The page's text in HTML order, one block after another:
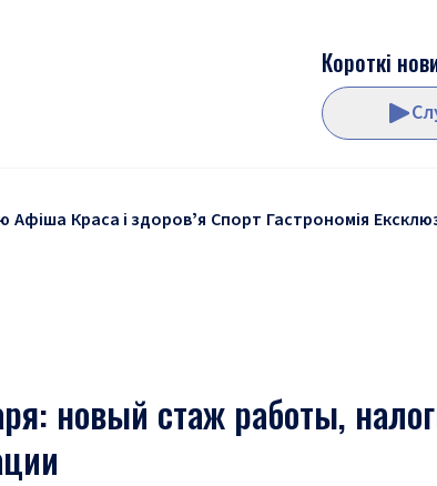
Короткі
Афіша Краса і здоровʼя Спорт Гастрономія
новый стаж работы,